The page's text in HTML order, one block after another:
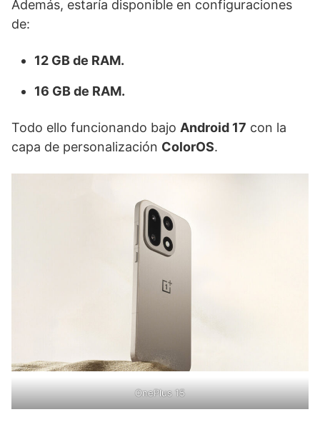
Además, estaría disponible en configuraciones
de:
12 GB de RAM.
16 GB de RAM.
Todo ello funcionando bajo Android 17 con la
capa de personalización ColorOS.
OnePlus 15